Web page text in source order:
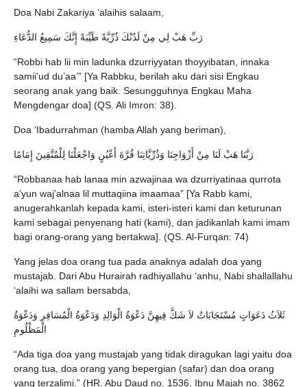
Doa Nabi Zakariya ‘alaihis salaam,
رَبِّ هَبْ لِي مِنْ لَدُنْكَ ذُرِّيَّةً طَيِّبَةً إِنَّكَ سَمِيعُ الدُّعَاءِ
“Robbi hab lii min ladunka dzurriyyatan thoyyibatan, innaka
samii’ud du’aa’” [Ya Rabbku, berilah aku dari sisi Engkau
seorang anak yang baik. Sesungguhnya Engkau Maha
Mengdengar doa] (QS. Ali Imron: 38).
Doa ‘Ibadurrahman (hamba Allah yang beriman),
رَبَّنَا هَبْ لَنَا مِنْ أَزْوَاجِنَا وَذُرِّيَّاتِنَا قُرَّةَ أَعْيُنٍ وَاجْعَلْنَا لِلْمُتَّقِينَ إِمَامًا
“Robbanaa hab lanaa min azwajinaa wa dzurriyatinaa qurrota
a’yun waj’alnaa lil muttaqiina imaamaa” [Ya Rabb kami,
anugerahkanlah kepada kami, isteri-isteri kami dan keturunan
kami sebagai penyenang hati (kami), dan jadikanlah kami imam
bagi orang-orang yang bertakwa]. (QS. Al-Furqan: 74)
Yang jelas doa orang tua pada anaknya adalah doa yang
mustajab. Dari Abu Hurairah radhiyallahu ‘anhu, Nabi shallallahu
‘alaihi wa sallam bersabda,
ثَلاَثُ دَعَوَاتٍ مُسْتَجَابَاتٌ لاَ شَكَّ فِيهِنَّ دَعْوَةُ الْوَالِدِ وَدَعْوَةُ الْمُسَافِرِ وَدَعْوَةُ
الْمَظْلُومِ
“Ada tiga doa yang mustajab yang tidak diragukan lagi yaitu doa
orang tua, doa orang yang bepergian (safar) dan doa orang
yang terzalimi.” (HR. Abu Daud no. 1536, Ibnu Majah no. 3862